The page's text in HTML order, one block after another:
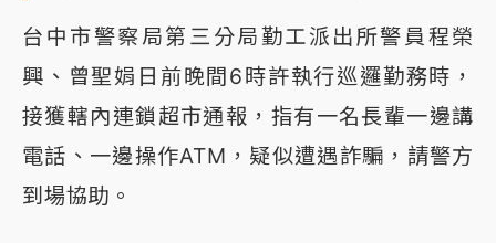
台中市警察局第三分局勤工派出所警員程榮
興、曾聖娟日前晚間6時許執行巡邏勤務時，
接獲轄內連鎖超市通報，指有一名長輩一邊講
電話、一邊操作ATM，疑似遭遇詐騙，請警方
到場協助。